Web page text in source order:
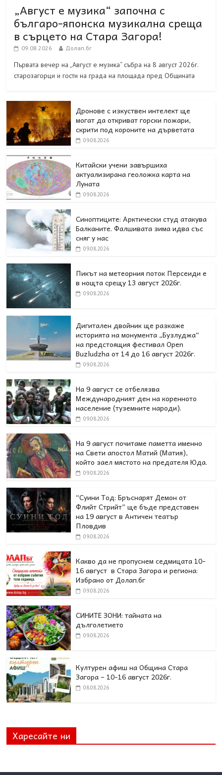
„Август е музика“ започна с
българо-японска музикална среща
в сърцето на Стара Загора!
09.08.2026 Долап.бг
Първата вечер на „Август е музика“ събра на 8 август 2026г.
старозагорци и гости на града на площада пред Общината
Дронове с изкуствен интелект ще
могат да откриват горски пожари,
скрити под короните на дърветата
09.08.2026
Китайски учени завършиха
актуализирана геоложка карта на
Луната
09.08.2026
Синоптиците: Арктически студ атакува
Балканите. Фалшивата зима идва със
сняг у нас
09.08.2026
Пикът на метеорния поток Персеиди е
в нощта срещу 13 август 2026г.
09.08.2026
Дигитален двойник ще разкаже
историята на монумента „Бузлуджа“
на предстоящия фестивал Open
Buzludzha от 14 до 16 август 2026г.
09.08.2026
На 9 август се отбелязва
Международният ден на коренното
население (туземните народи).
09.08.2026
На 9 август почитаме паметта именно
на Свети апостол Матий (Матия),
който заел мястото на предателя Юда.
09.08.2026
“Суини Тод: Бръснарят Демон от
Флийт Стрийт” ще бъде представен
на 19 август в Античен театър
Пловдив
09.08.2026
Какво да не пропуснем седмицата 10-
16 август в Стара Загора и региона:
Избрано от Долап.бг
09.08.2026
СИНИТЕ ЗОНИ: тайната на
дълголетието
09.08.2026
Културен афиш на Община Стара
Загора – 10-16 август 2026г.
08.08.2026
Харесайте ни